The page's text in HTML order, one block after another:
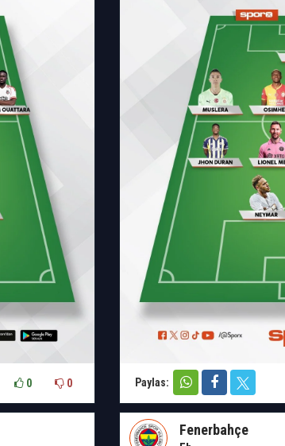
0 0 Paylas:
Fenerbahçe